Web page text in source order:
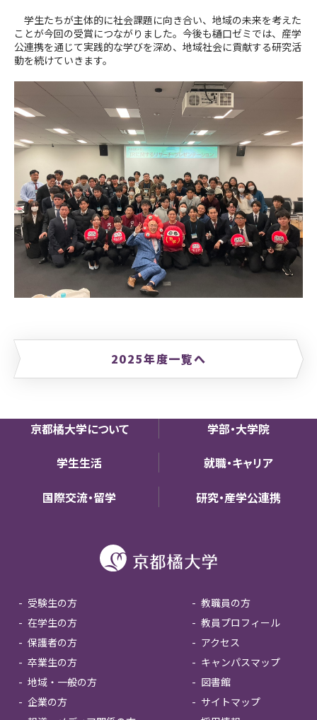
学生たちが主体的に社会課題に向き合い、地域の未来を考えた
ことが今回の受賞につながりました。今後も樋口ゼミでは、産学
公連携を通じて実践的な学びを深め、地域社会に貢献する研究活
動を続けていきます。
2025年度一覧へ
京都橘大学について 学部・大学院
学生生活 就職・キャリア
国際交流・留学 研究・産学公連携
受験生の方
在学生の方
保護者の方
卒業生の方
地域・一般の方
企業の方
教職員の方
教員プロフィール
アクセス
キャンパスマップ
図書館
サイトマップ